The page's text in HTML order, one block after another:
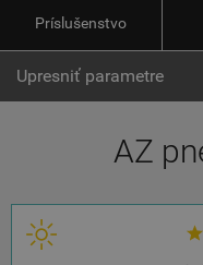
Príslušenstvo
Upresniť parametre
AZ